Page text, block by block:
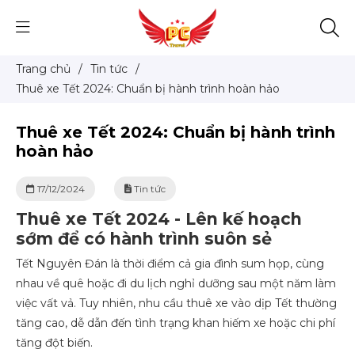
Trang chủ / Tin tức /
Thuê xe Tết 2024: Chuẩn bị hành trình hoàn hảo
Thuê xe Tết 2024: Chuẩn bị hành trình
hoàn hảo
17/12/2024 Tin tức
Thuê xe Tết 2024 - Lên kế hoạch
sớm để có hành trình suôn sẻ
Tết Nguyên Đán là thời điểm cả gia đình sum họp, cùng
nhau về quê hoặc đi du lịch nghỉ dưỡng sau một năm làm
việc vất vả. Tuy nhiên, nhu cầu thuê xe vào dịp Tết thường
tăng cao, dễ dẫn đến tình trạng khan hiếm xe hoặc chi phí
tăng đột biến.